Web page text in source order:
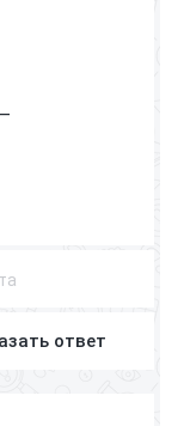
ответ